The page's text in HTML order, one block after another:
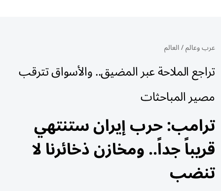
عرب وعالم/العالم
تراجع الملاحة عبر المضيق.. والأسواق تترقب
مصير المباحثات
ترامب: حرب إيران ستنتهي
قريباً جداً.. ومخازن ذخائرنا لا
تنضب